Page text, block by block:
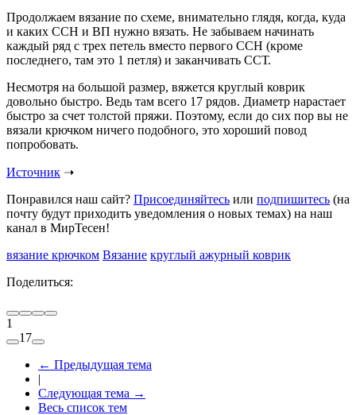
Продолжаем вязание по схеме, внимательно глядя, когда, куда
и каких ССН и ВП нужно вязать. Не забываем начинать
каждый ряд с трех петель вместо первого ССН (кроме
последнего, там это 1 петля) и заканчивать ССТ.
Несмотря на большой размер, вяжется круглый коврик
довольно быстро. Ведь там всего 17 рядов. Диаметр нарастает
быстро за счет толстой пряжи. Поэтому, если до сих пор вы не
вязали крючком ничего подобного, это хороший повод
попробовать.
Источник ➝
Понравился наш сайт? Присоединяйтесь или подпишитесь (на
почту будут приходить уведомления о новых темах) на наш
канал в МирТесен!
вязание крючком Вязание круглый ажурный коврик
Поделиться:
1
17
← Предыдущая тема
|
Следующая тема →
Весь список тем